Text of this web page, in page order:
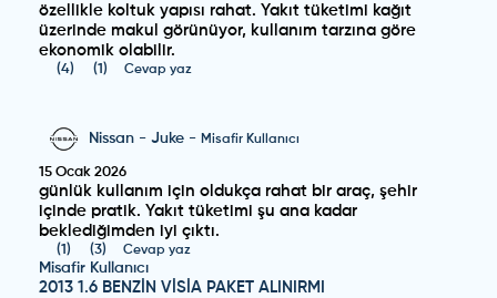
özellikle koltuk yapısı rahat. Yakıt tüketimi kağıt
üzerinde makul görünüyor, kullanım tarzına göre
ekonomik olabilir.
(4) (1 ) Cevap yaz
Nissan -Juke - Misafir Kullanıcı
15 Ocak 2026
günlük kullanım için oldukça rahat bir araç, şehir
içinde pratik. Yakıt tüketimi şu ana kadar
beklediğimden iyi çıktı.
(1 ) (3) Cevap yaz
Misafir Kullanıcı
2013 1.6 BENZİN VİSİA PAKET ALINIRMI